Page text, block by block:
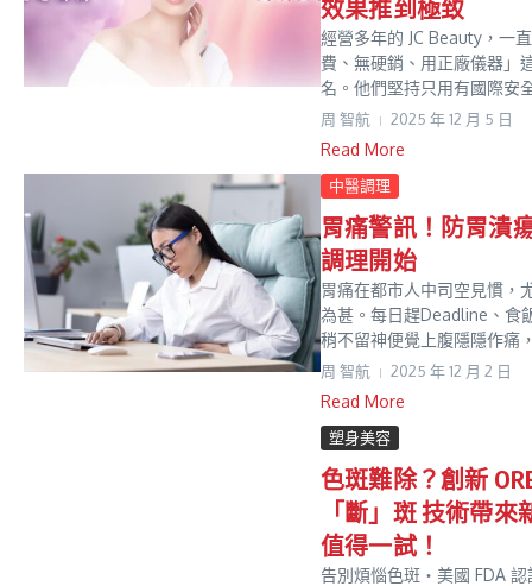
效果推到極致
經營多年的 JC Beauty，一
費、無硬銷、用正廠儀器」
名。他們堅持只用有國際安
周 智航 2025 年 12 月 5 日
Read More
中醫調理
胃痛警訊！防胃潰
調理開始
胃痛在都市人中司空見慣，
為甚。每日趕Deadline、食
稍不留神便覺上腹隱隱作痛
周 智航 2025 年 12 月 2 日
Read More
塑身美容
色斑難除？創新
「斷」斑 技術帶來
值得一試！
告別煩惱色斑・美國 FDA